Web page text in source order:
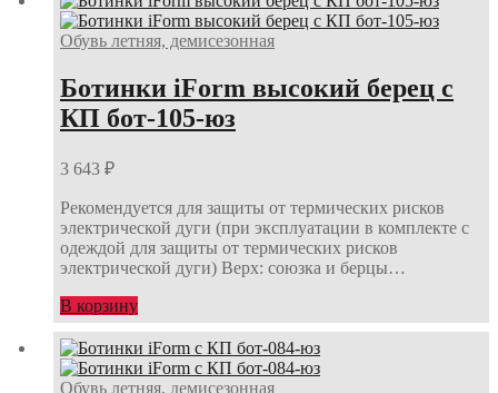
Обувь летняя, демисезонная
Ботинки iForm высокий берец с
КП бот-105-юз
3 643 ₽
Рекомендуется для защиты от термических рисков
электрической дуги (при эксплуатации в комплекте с
одеждой для защиты от термических рисков
электрической дуги) Верх: союзка и берцы…
В корзину
Обувь летняя, демисезонная